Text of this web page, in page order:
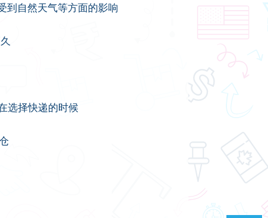
到自然天气等方面的影响
选择快递的时候